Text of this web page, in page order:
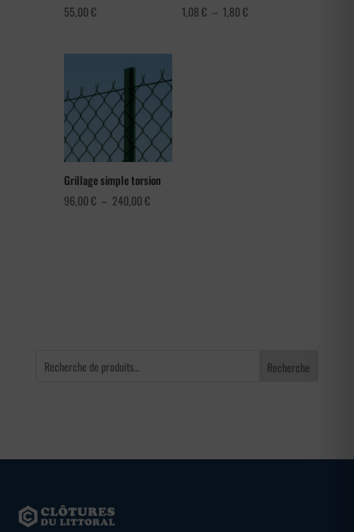
55,00€
1,08€ – 1,80€Plage
Grillage simple torsion
96,00€ – 240,00€Plage
Recherche